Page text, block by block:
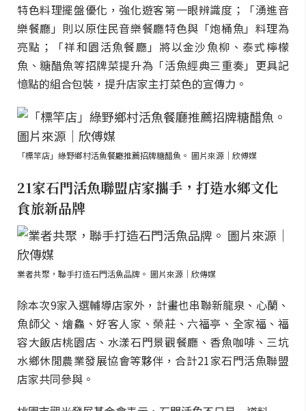
特色料理擺盤優化，強化遊客第一眼辨識度；「湧進音
樂餐廳」則以原住民音樂餐廳特色與「炮桶魚」料理為
亮點；「祥和園活魚餐廳」將以金沙魚柳、泰式檸檬
魚、糖醋魚等招牌菜提升為「活魚經典三重奏」更具記
憶點的組合包裝，提升店家主打菜色的宣傳力。
「標竿店」綠野鄉村活魚餐廳推薦招牌糖醋魚。 圖片來源｜欣傅媒
21家石門活魚聯盟店家攜手，打造水鄉文化
食旅新品牌
業者共聚，聯手打造石門活魚品牌。 圖片來源｜欣傳媒
除本次9家入選輔導店家外，計畫也串聯新龍泉、心蘭、
魚師父、燴鱻、好客人家、榮莊、六福亭、全家福、福
容大飯店桃園店、水漾石門景觀餐廳、香魚咖啡、三坑
水鄉休閒農業發展協會等夥伴，合計21家石門活魚聯盟
店家共同參與。